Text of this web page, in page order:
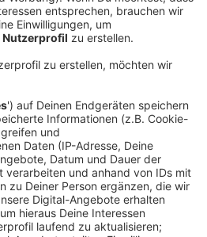
ist offen für alle, dabei
App entwickelt werden.
bewerten und
könnten. Für den
nötig. Der Workshop
Uhr bis 19:30 Uhr im PIKSL
Alle Wuppertaler
sind herzlich eingeladen.
die Anmeldung läuft
unter anderem